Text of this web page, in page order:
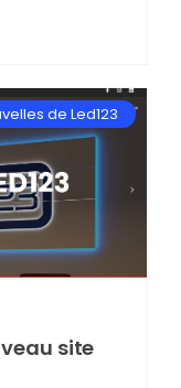
de Led123
site